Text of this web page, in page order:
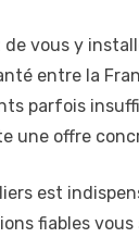
vous y
entre la
parfois
offre
est
fiables